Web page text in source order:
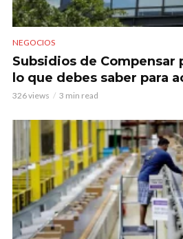
NEGOCIOS
Subsidios de Compensar
lo que debes saber para
326 views 3 min read